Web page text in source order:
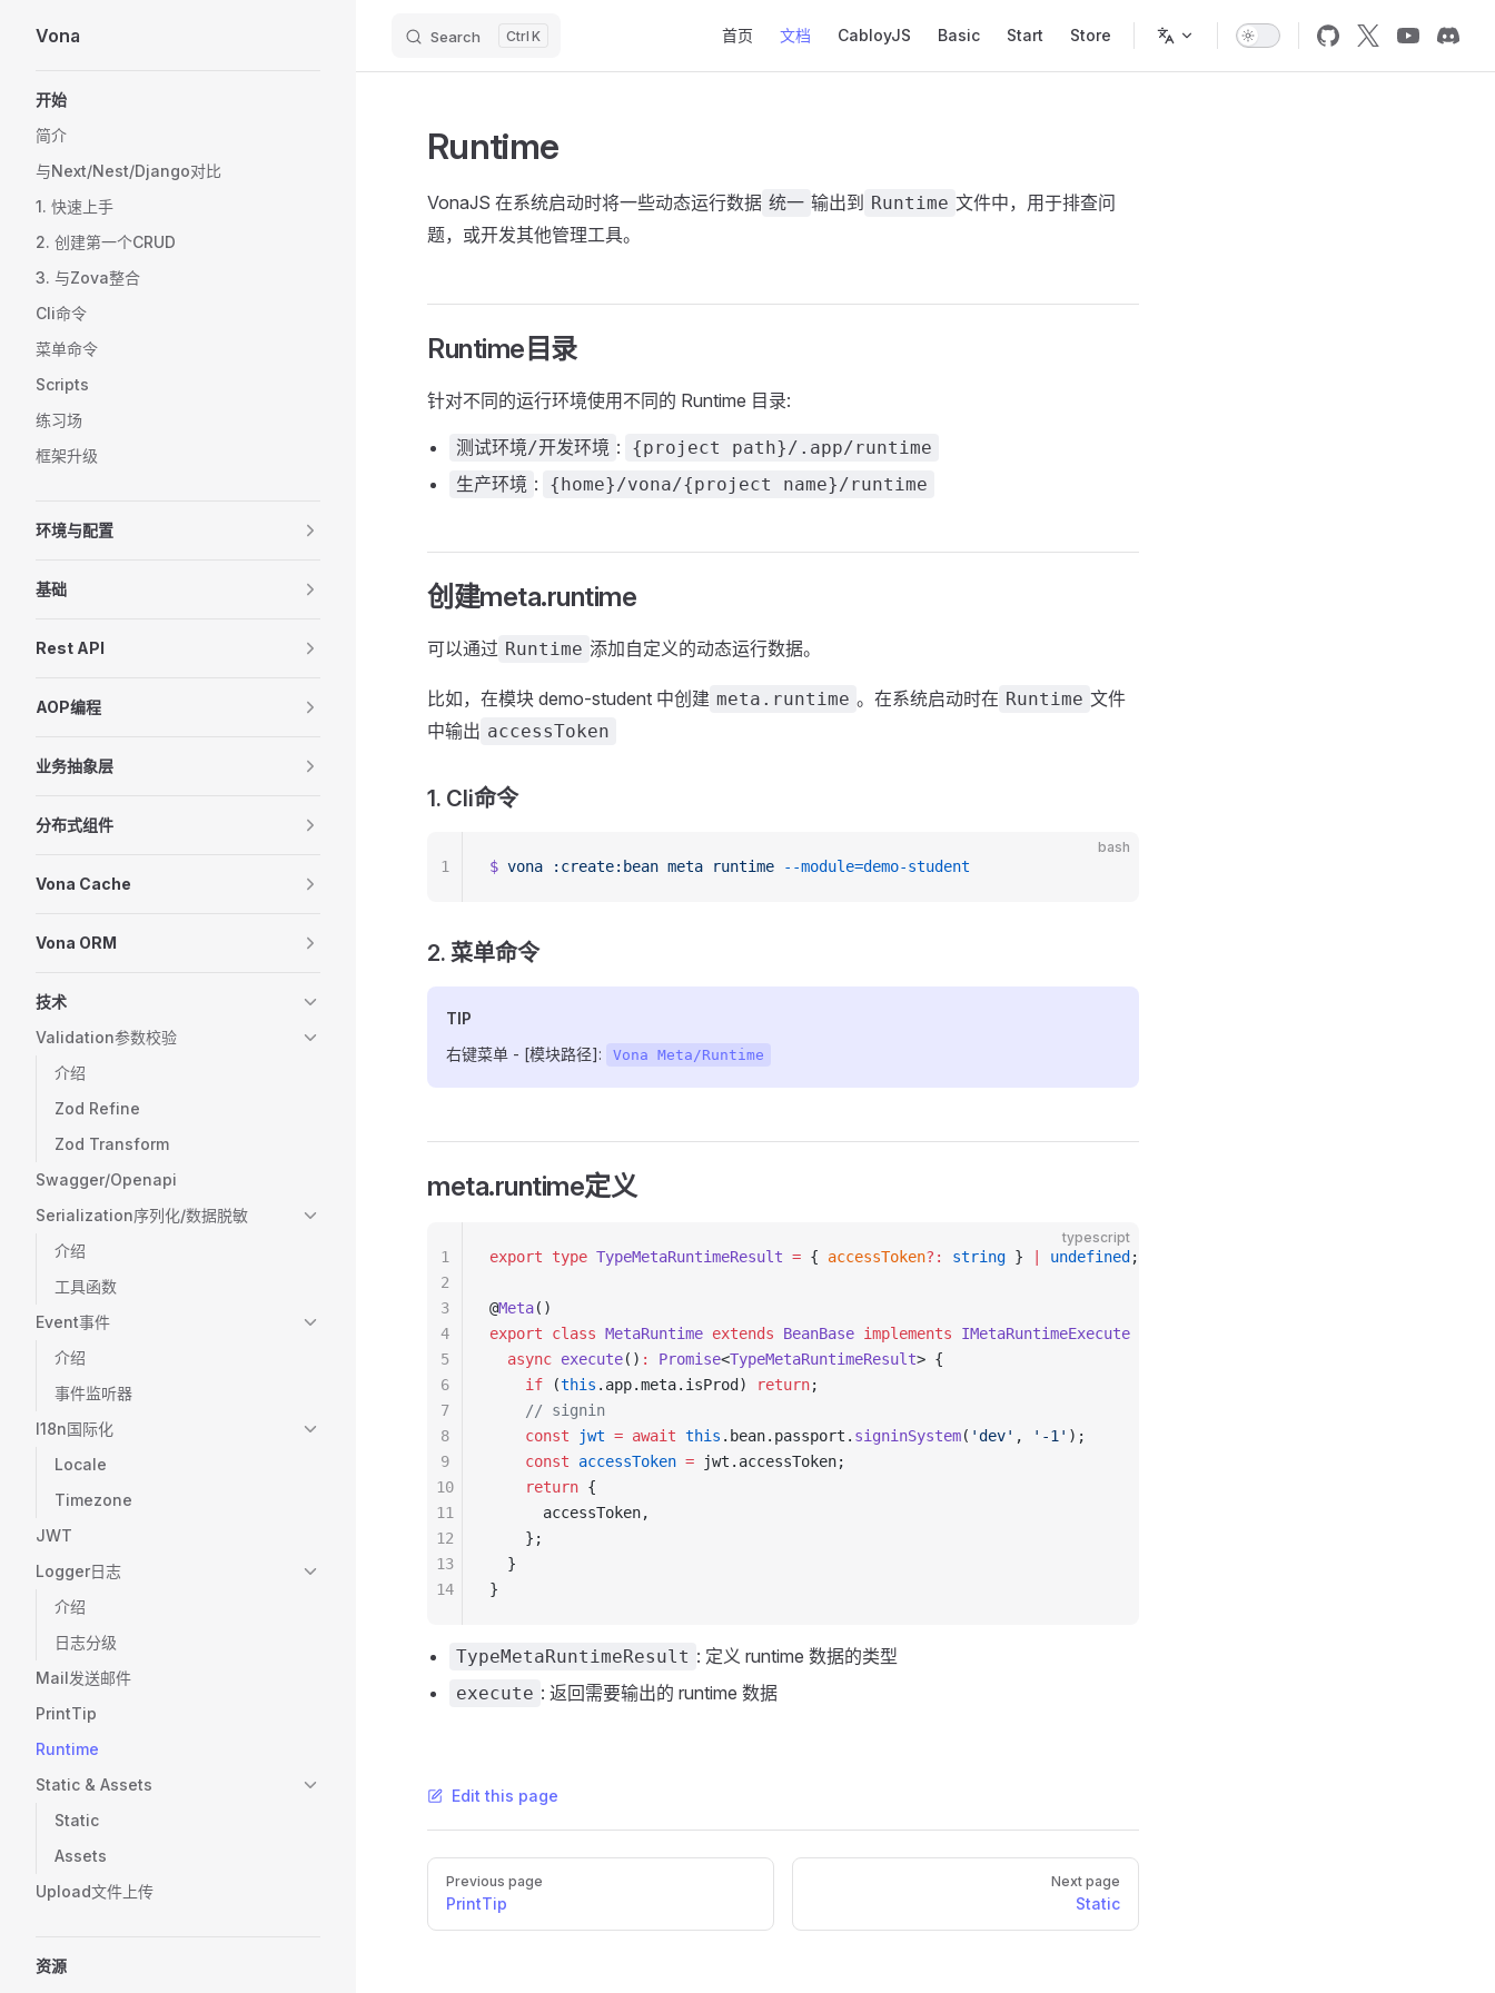
Skip to content
Vona Search K 首页 文档 CabloyJS Basic Start Store
开始
简介
与Next/Nest/Django对比
1. 快速上手
2. 创建第一个CRUD
3. 与Zova整合
Cli命令
菜单命令
Scripts
练习场
框架升级
环境与配置
基础
Rest API
AOP编程
业务抽象层
分布式组件
Vona Cache
Vona ORM
技术
Validation参数校验
介绍
Zod Refine
Zod Transform
Swagger/Openapi
Serialization序列化/数据脱敏
介绍
工具函数
Event事件
介绍
事件监听器
I18n国际化
Locale
Timezone
JWT
Logger日志
介绍
日志分级
Mail发送邮件
PrintTip
Runtime
Static & Assets
Static
Assets
Upload文件上传
资源
Runtime
VonaJS 在系统启动时将一些动态运行数据 统一 输出到 Runtime 文件中，用于排查问
题，或开发其他管理工具。
Runtime目录
针对不同的运行环境使用不同的 Runtime 目录:
测试环境/开发环境 :
{project path}/.app/runtime
生产环境 : {home}/vona/{project name}/runtime
创建meta.runtime
可以通过 Runtime 添加自定义的动态运行数据。
比如，在模块 demo-student 中创建 meta.runtime 。在系统启动时在 Runtime 文件
中输出 accessToken
1. Cli命令
bash
$ vona :create:bean meta runtime --module=demo-student
1
2. 菜单命令
TIP
右键菜单 - [模块路径]:
Vona Meta/Runtime
meta.runtime定义
typescript
export type TypeMetaRuntimeResult = { accessToken?: string } undefined ;
@Meta()
export class MetaRuntime extends BeanBase implements IMetaRuntimeExecute
  async
execute() : Promise<TypeMetaRuntimeResult> {
    if
(this .app.meta.isProd) return;
    // signin
    const
jwt = await this .bean.passport. signinSystem( 'dev' , '-1' );
    const
accessToken = jwt.accessToken;
    return
{
      accessToken,
    };
  }
}
1
2
3
4
5
6
7
8
9
10
11
12
13
14
TypeMetaRuntimeResult : 定义 runtime 数据的类型
execute : 返回需要输出的 runtime 数据
Edit this page
Pager
Previous page
PrintTip
Next page
Static